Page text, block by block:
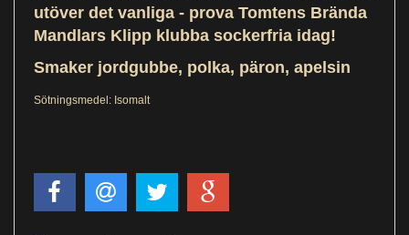
utöver det vanliga - prova Tomtens Brända
Mandlars Klipp klubba sockerfria idag!
Smaker jordgubbe, polka, päron, apelsin
Sötningsmedel: Isomalt